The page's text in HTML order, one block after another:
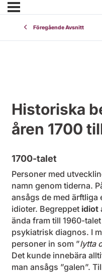
Föregående Avsnitt
Historiska
åren 1700
1700-talet
Personer med
namn genom tiderna.
ansågs de med ärftliga
idioter. Begreppet idiot
ända fram till 1960-
psykiatrisk diagnos. I
personer in som ”lytta
Det kunde innebära
man ansågs ”galen”.